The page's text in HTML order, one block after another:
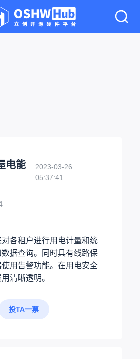
电能
2023-03-26
05:37:41
各租户进行用电计量和统
据查询。同时具有线路保
用告警功能。在用电安全
清晰透明。
投TA一票